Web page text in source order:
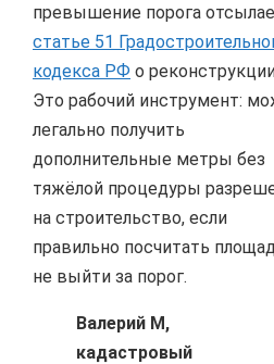
превышение порога
статье 51
кодекса РФ о
Это рабочий инструмент:
легально получить
дополнительные метры без
тяжёлой процедуры
на строительство, если
правильно посчитать
не выйти за порог.
Валерий М,
кадастровый